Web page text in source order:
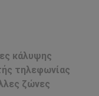
κάλυψης
τηλεφωνίας
ζώνες